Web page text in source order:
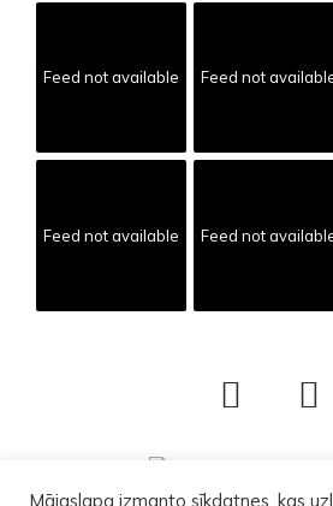
Feed not available Feed not
Feed not available Feed not
Mājaslapa izmanto sīkdatnes, kas